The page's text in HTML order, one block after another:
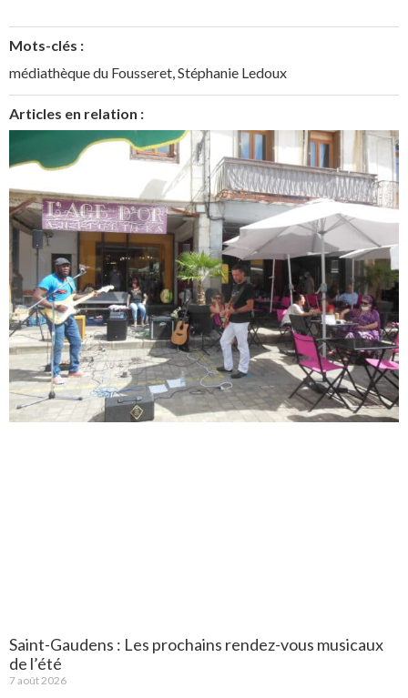
Mots-clés :
médiathèque du Fousseret Stéphanie Ledoux
Articles en relation :
Saint-Gaudens : Les prochains rendez-vous musicaux
de l’été
7 août 2026